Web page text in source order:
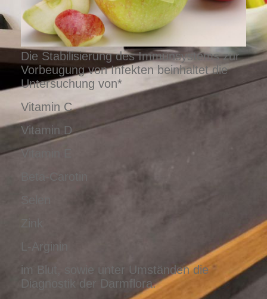
Die Stabilisierung des Immunsystems zur
Vorbeugung von Infekten beinhaltet die
Untersuchung von*
Vitamin C
Vitamin D
Vitamin E
Beta-Carotin
L-Arginin
im Blut, sowie unter Umständen die
Diagnostik der Darmflora.